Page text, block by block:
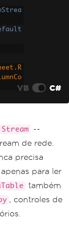
in da
;
VB C#
Stream --
de rede.
precisa
para ler
também
, controles de